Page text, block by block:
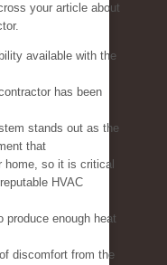
your article about
available with the
has been
stands out as the
that
home, so it is critical
HVAC
enough heat
discomfort from the